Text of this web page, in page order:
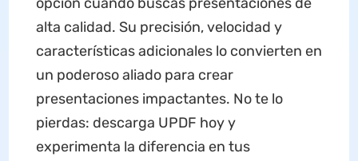
alta calidad. Su precisión, velocidad y
características adicionales lo convierten en
un poderoso aliado para crear
presentaciones impactantes. No te lo
pierdas: descarga UPDF hoy y
experimenta la diferencia en tus